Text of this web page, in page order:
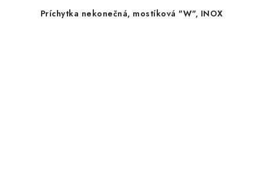
Príchytka nekonečná, mostíková "W", INOX